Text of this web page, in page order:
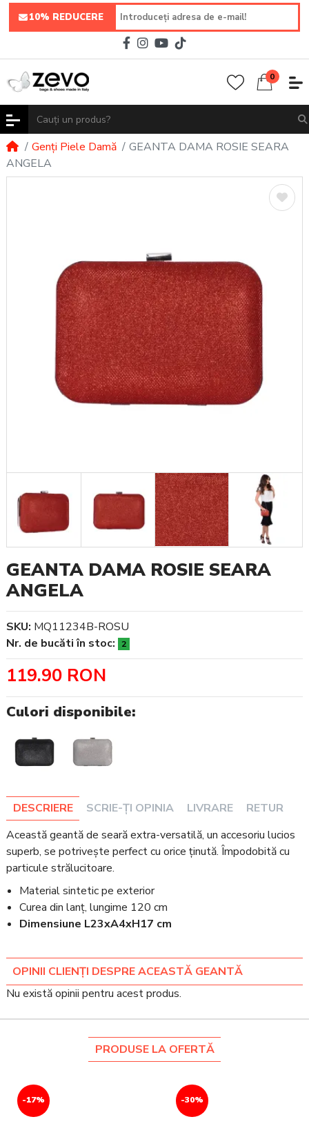
10% REDUCERE
0
Genți Piele Damă
GEANTA DAMA ROSIE SEARA
ANGELA
GEANTA DAMA ROSIE SEARA
ANGELA
Culori disponibile:
DESCRIERE SCRIE-ȚI OPINIA LIVRARE
RETUR
Această geantă de seară extra-versatilă, un accesoriu lucios
superb, se potrivește perfect cu orice ținută. Împodobită cu
particule strălucitoare.
Material sintetic pe exterior
Curea din lanț, lungime 120 cm
Dimensiune L23xA4xH17 cm
SKU: MQ11234B-ROSU
Nr. de bucăti în stoc:
2
119.90 RON
OPINII CLIENȚI DESPRE ACEASTĂ GEANTĂ
Nu există opinii pentru acest produs.
PRODUSE LA OFERTĂ
-17% -30%